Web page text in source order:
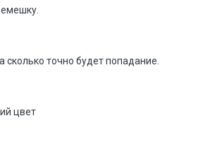
сколько точно будет попадание.
цвет